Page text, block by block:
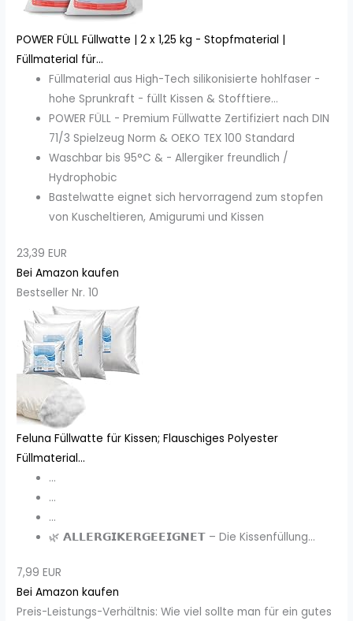
POWER FÜLL Füllwatte | 2 x 1,25 kg - Stopfmaterial |
Füllmaterial für...
Füllmaterial aus High-Tech silikonisierte hohlfaser -
hohe Sprunkraft - füllt Kissen & Stofftiere...
POWER FÜLL - Premium Füllwatte Zertifiziert nach DIN
71/3 Spielzeug Norm & OEKO TEX 100 Standard
Waschbar bis 95°C & - Allergiker freundlich /
Hydrophobic
Bastelwatte eignet sich hervorragend zum stopfen
von Kuscheltieren, Amigurumi und Kissen
23,39 EUR
Bei Amazon kaufen
Bestseller Nr. 10
Feluna Füllwatte für Kissen; Flauschiges Polyester
Füllmaterial...
...
...
...
🌿 𝗔𝗟𝗟𝗘𝗥𝗚𝗜𝗞𝗘𝗥𝗚𝗘𝗘𝗜𝗚𝗡𝗘𝗧 – Die Kissenfüllung...
7,99 EUR
Bei Amazon kaufen
Preis-Leistungs-Verhältnis: Wie viel sollte man für ein gutes